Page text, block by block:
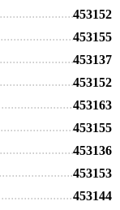
453152
453155
453137
453152
453163
453155
453136
453153
453144